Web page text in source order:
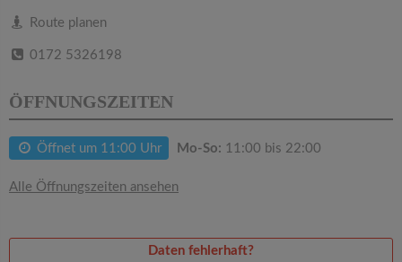
Route planen
0172 5326198
ÖFFNUNGSZEITEN
Öffnet um 11:00 Uhr Mo-So: 11:00 bis 22:00
Alle Öffnungszeiten ansehen
Daten fehlerhaft?
a
t